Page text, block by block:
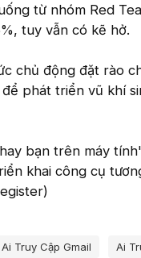
từ nhóm Red
tuy vẫn có kẽ hở.
chủ động đặt rào
phát triển vũ khí
bạn trên máy
khai công cụ
Ai Truy Cập Gmail Ai